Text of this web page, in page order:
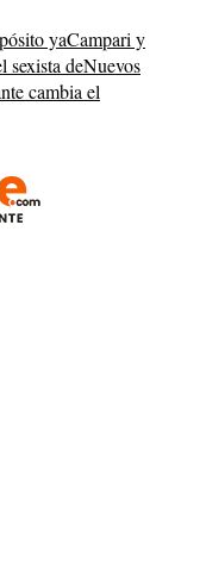
yaCampari y
sexista deNuevos
cambia el